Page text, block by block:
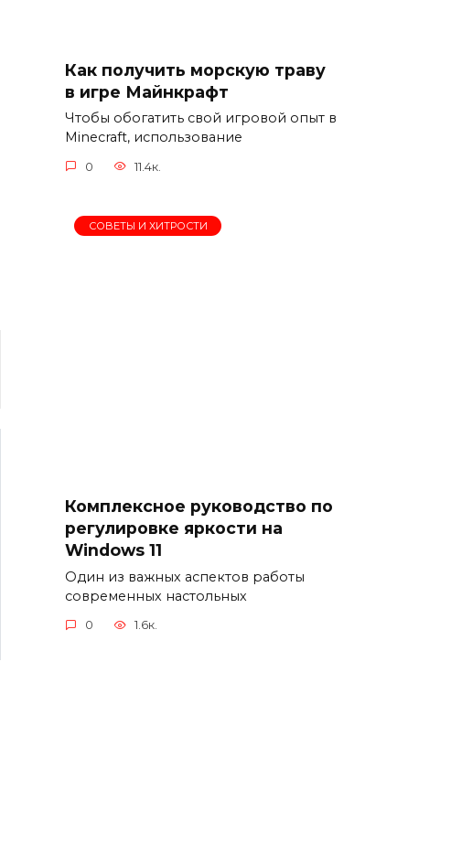
Как получить морскую траву
в игре Майнкрафт
Чтобы обогатить свой игровой опыт в
Minecraft, использование
0 11.4к.
СОВЕТЫ И ХИТРОСТИ
Комплексное руководство по
регулировке яркости на
Windows 11
Один из важных аспектов работы
современных настольных
0 1.6к.